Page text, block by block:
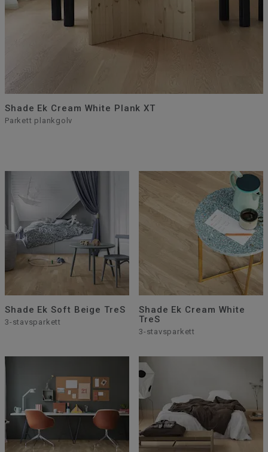
Shade Ek Cream White Plank XT
Parkett plankgolv
Shade Ek Soft Beige TreS
3-stavsparkett
Shade Ek Cream White
TreS
3-stavsparkett